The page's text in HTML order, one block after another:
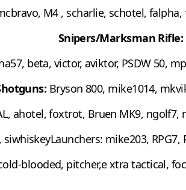
M4 , scharlie, schotel, falpha,
Snipers/Marksman Rifle:
beta, victor, aviktor, PSDW 50,
Bryson 800, mike1014,
ahotel, foxtrot, Bruen MK9, ngolf7,
mike203, RPG7,
blooded, pitcher,e xtra tactical,